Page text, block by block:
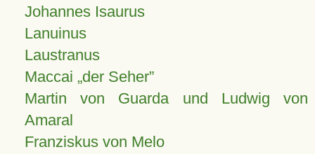
Johannes Isaurus
Lanuinus
Laustranus
Maccai „der Seher”
Martin von Guarda und Ludwig von
Amaral
Franziskus von Melo